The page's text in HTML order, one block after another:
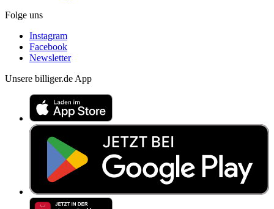
Folge uns
Instagram
Facebook
Newsletter
Unsere billiger.de App